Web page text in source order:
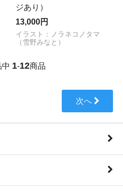
ジあり）
13,000円
イラスト：ノラネコノタマ
（雪野みなと）
1-12商品
次へ